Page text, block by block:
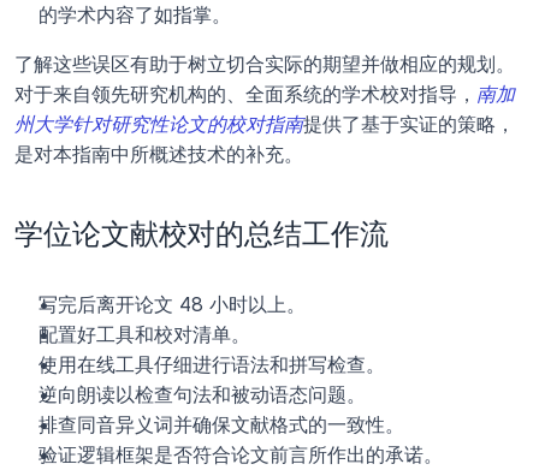
的学术内容了如指掌。
了解这些误区有助于树立切合实际的期望并做相应的规划。
对于来自领先研究机构的、全面系统的学术校对指导， 南加
州大学针对研究性论文的校对指南提供了基于实证的策略，
是对本指南中所概述技术的补充。
学位论文献校对的总结工作流
写完后离开论文 48 小时以上。
配置好工具和校对清单。
使用在线工具仔细进行语法和拼写检查。
逆向朗读以检查句法和被动语态问题。
排查同音异义词并确保文献格式的一致性。
验证逻辑框架是否符合论文前言所作出的承诺。